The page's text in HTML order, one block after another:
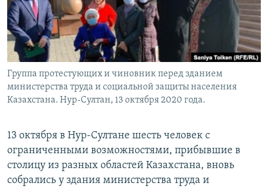
Группа протестующих и чиновник перед зданием
министерства труда и социальной защиты населения
Казахстана. Нур-Султан, 13 октября 2020 года.
13 октября в Нур-Султане шесть человек с
ограниченными возможностями, прибывшие в
столицу из разных областей Казахстана, вновь
собрались у здания министерства труда и